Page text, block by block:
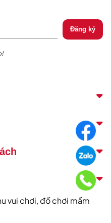
vui chơi, đồ chơi mầm